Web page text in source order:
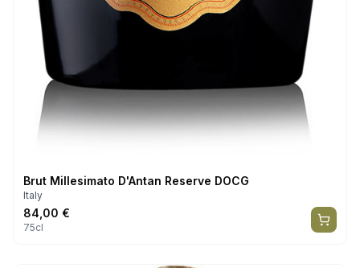
Brut Millesimato D'Antan Reserve DOCG
Italy
84,00 €
75cl